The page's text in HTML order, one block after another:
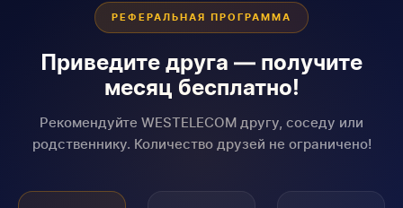
РЕФЕРАЛЬНАЯ ПРОГРАММА
Приведите друга — получите
месяц бесплатно!
Рекомендуйте WESTELECOM другу, соседу или
родственнику. Количество друзей не ограничено!